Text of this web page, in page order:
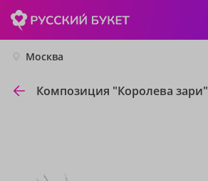
Москва
Композиция "Королева зари"